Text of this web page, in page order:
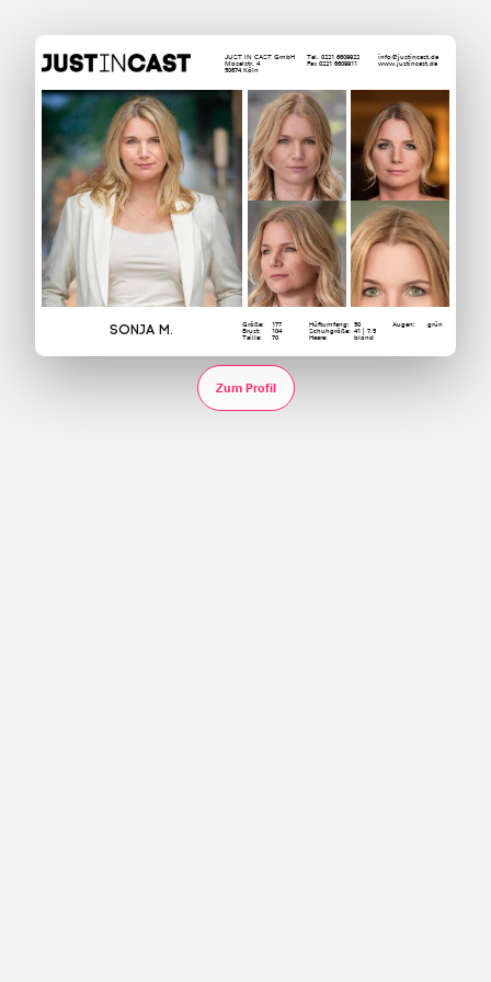
JUST IN CAST GmbH
Moselstr. 4
50674 Köln
Tel. 0221 6609922
Fax 0221 6609911
info@justincast.de
www.justincast.de
Sonja M. Größe: 177 Hüftumfang: 50 Augen: grün
Brust: 104 Schuhgröße: 41 | 7.5
Taille: 70 Haare: blond
Zum Profil